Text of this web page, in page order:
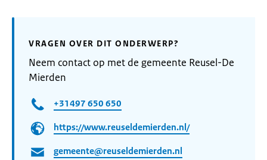
VRAGEN OVER DIT ONDERWERP?
Neem contact op met de gemeente Reusel-De
Mierden
+31497 650 650
https://www.reuseldemierden.nl/
gemeente@reuseldemierden.nl